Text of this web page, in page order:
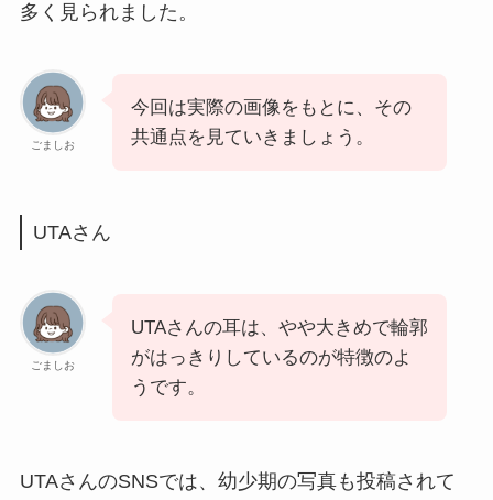
多く見られました。
ごましお
今回は実際の画像をもとに、その
共通点を見ていきましょう。
UTAさん
ごましお
UTAさんの耳は、やや大きめで輪郭
がはっきりしているのが特徴のよ
うです。
UTAさんのSNSでは、幼少期の写真も投稿されて